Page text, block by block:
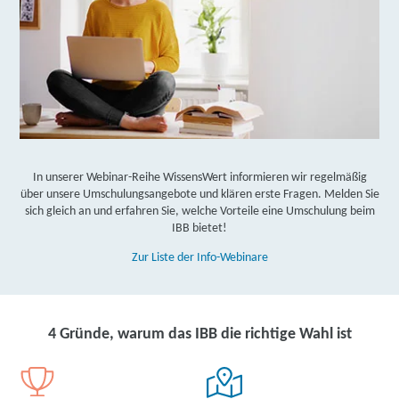
Gerne unterstützen wir Sie bei der Klärung!
In unserer Webinar-Reihe WissensWert informieren wir regelmäßig
über unsere Umschulungsangebote und klären erste Fragen. Melden Sie
sich gleich an und erfahren Sie, welche Vorteile eine Umschulung beim
IBB bietet!
Zur Liste der Info-Webinare
4 Gründe, warum das IBB die richtige Wahl ist